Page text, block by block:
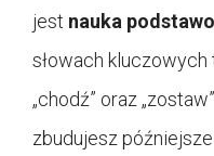
jest nauka
słowach kluczowych
„chodź” oraz
zbudujesz